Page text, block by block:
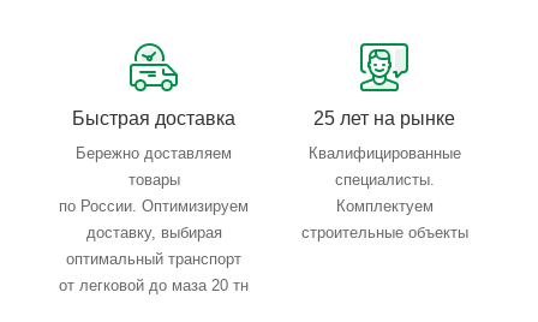
Быстрая доставка
Бережно доставляем
товары
по России. Оптимизируем
доставку, выбирая
оптимальный транспорт
от легковой до маза 20 тн
25 лет на рынке
Квалифицированные
специалисты.
Комплектуем
строительные объекты